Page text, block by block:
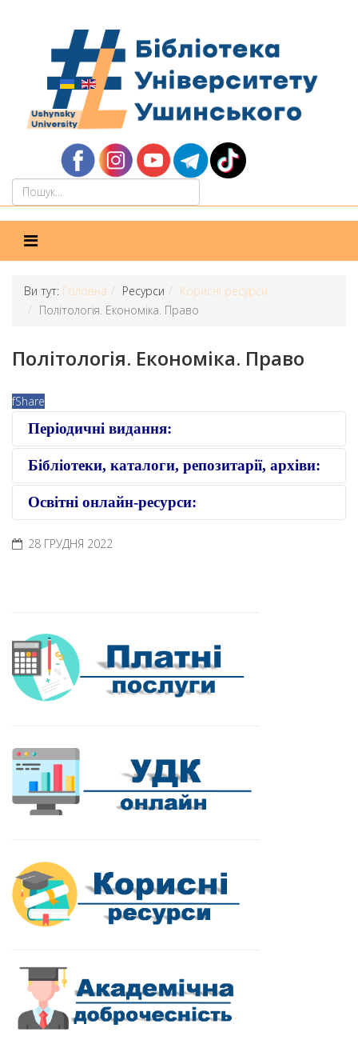
Ви тут: Головна Ресурси
Корисні ресурси
Політологія. Економіка. Право
Політологія. Економіка. Право
fShare
Періодичні видання:
Бібліотеки, каталоги, репозитарії, архіви:
Освітні онлайн-ресурси:
28 ГРУДНЯ 2022